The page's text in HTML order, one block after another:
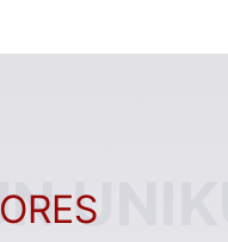
UNIKU